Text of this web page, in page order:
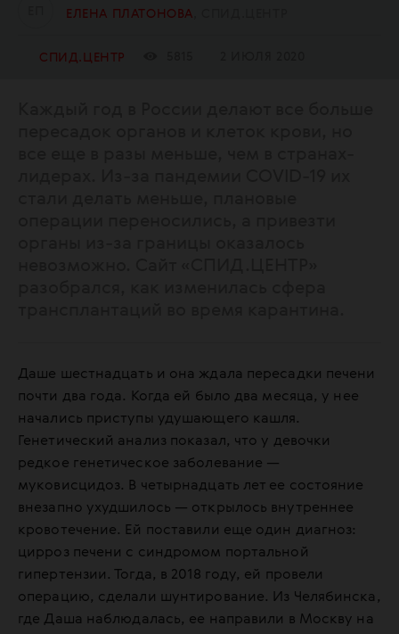
ЕЛЕНА ПЛАТОНОВА
СПИД.ЦЕНТР
Даше шестнадцать и она ждала пересадки печени
почти два года. Когда ей было два месяца, у нее
начались приступы удушающего кашля.
Генетический анализ показал, что у девочки
редкое генетическое заболевание —
муковисцидоз. В четырнадцать лет ее состояние
внезапно ухудшилось — открылось внутреннее
кровотечение. Ей поставили еще один диагноз:
цирроз печени с синдромом портальной
гипертензии. Тогда, в 2018 году, ей провели
операцию, сделали шунтирование. Из Челябинска,
где Даша наблюдалась, ее направили в Москву на